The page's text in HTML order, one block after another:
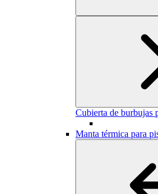
Cubierta de burbujas
Manta térmica para